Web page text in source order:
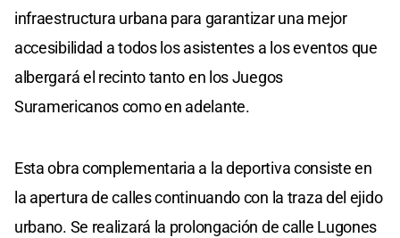
infraestructura urbana para garantizar una mejor
accesibilidad a todos los asistentes a los eventos que
albergará el recinto tanto en los Juegos
Suramericanos como en adelante.
Esta obra complementaria a la deportiva consiste en
la apertura de calles continuando con la traza del ejido
urbano. Se realizará la prolongación de calle Lugones